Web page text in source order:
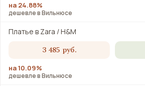
на 24.88%
дешевле в Вильнюсе
Платье в Zara / H&M
3 485 руб.
на 10.09%
дешевле в Вильнюсе